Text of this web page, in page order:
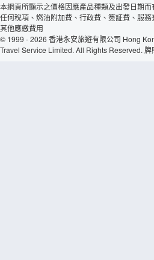
本網頁所顯示之價格因應產品種類及出發日期
任何稅項、燃油附加費、行政費、簽証費、服務
其他應繳費用
© 1999 - 2026 香港永安旅遊有限公司 Hong
Travel Service Limited. All Rights Reserved.